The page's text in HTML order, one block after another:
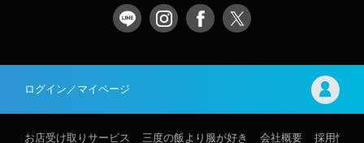
ログイン／マイページ
お店受け取りサービス 三度の飯より服が好き 会社概要 採用情報